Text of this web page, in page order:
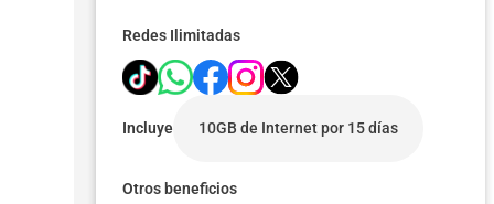
Redes Ilimitadas
Incluye 10GB de Internet por 15 días
Otros beneficios